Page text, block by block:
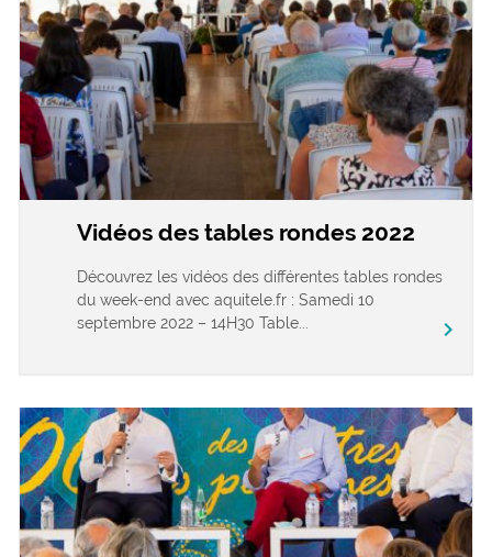
Vidéos des tables rondes 2022
Découvrez les vidéos des différentes tables rondes
du week-end avec aquitele.fr : Samedi 10
septembre 2022 – 14H30 Table...
chevron_right